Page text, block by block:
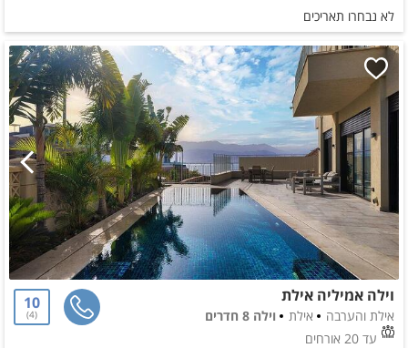
לא נבחרו תאריכים
וילה אמיליה אילת
אילת והערבה אילת
וילה 8 חדרים
עד 20 אורחים
10
4